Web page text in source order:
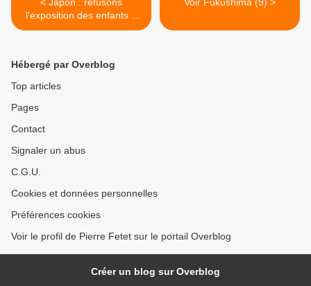
l'exposition des enfants à
une radioactivité élevée !
Hébergé par Overblog
Top articles
Pages
Contact
Signaler un abus
C.G.U.
Cookies et données personnelles
Préférences cookies
Voir le profil de Pierre Fetet sur le portail Overblog
Créer un blog sur Overblog